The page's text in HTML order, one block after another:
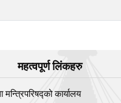
महत्वपूर्ण लिंकहरु
कार्यालय